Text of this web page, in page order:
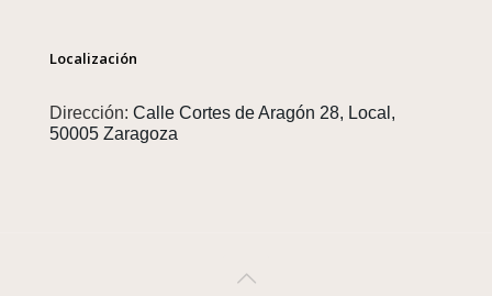
Localización
Dirección: Calle Cortes de Aragón 28, Local,
50005 Zaragoza